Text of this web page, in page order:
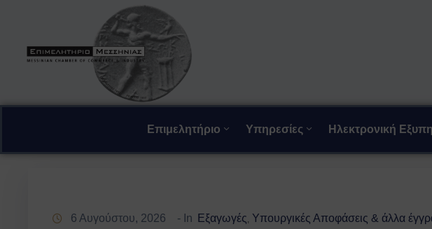
Επιμελητήριο Υπηρεσίες Ηλεκτρονική
6 Αυγούστου, 2026 - In Εξαγωγές‚ Υπουργικές Αποφάσεις & άλλα